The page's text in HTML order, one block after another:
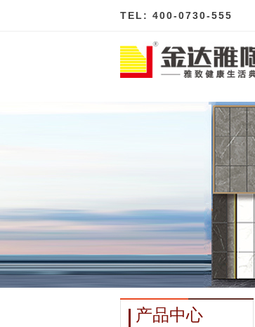
TEL: 400-0730-555
产品中心